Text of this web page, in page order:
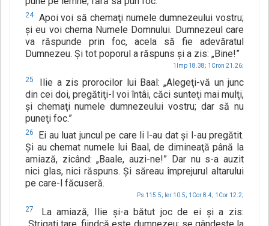
24
Apoi voi să chemaţi numele dumnezeului vostru;
şi eu voi chema Numele Domnului. Dumnezeul care
va răspunde prin foc, acela să fie adevăratul
Dumnezeu. Şi tot poporul a răspuns şi a zis: „Bine!”
1Imp 18.38; 1Cron 21.26;
25
Ilie a zis prorocilor lui Baal: „Alegeţi-vă un junc
din cei doi, pregătiţi-l voi întâi, căci sunteţi mai mulţi,
şi chemaţi numele dumnezeului vostru; dar să nu
puneţi foc.”
26
Ei au luat juncul pe care li l-au dat şi l-au pregătit.
Şi au chemat numele lui Baal, de dimineaţă până la
amiază, zicând: „Baale, auzi-ne!” Dar nu s-a auzit
nici glas, nici răspuns. Şi săreau împrejurul altarului
pe care-l făcuseră.
Ps 115.5; Ier 10.5; 1Cor 8.4; 1Cor 12.2;
27
La amiază, Ilie şi-a bătut joc de ei şi a zis: